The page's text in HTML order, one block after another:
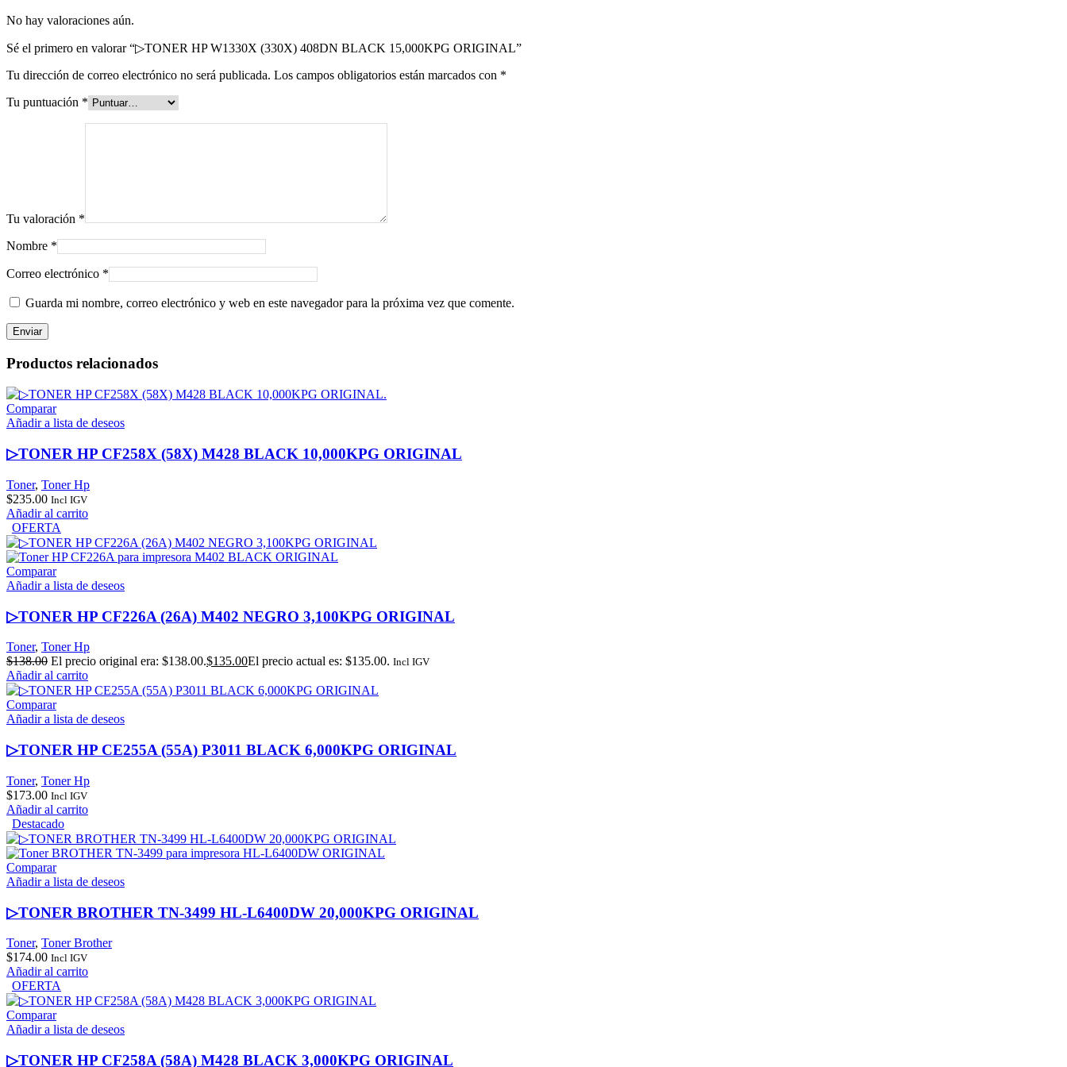
No hay valoraciones aún.
Sé el primero en valorar “▷TONER HP W1330X (330X) 408DN BLACK 15,000KPG ORIGINAL”
Tu dirección de correo electrónico no será publicada. Los campos obligatorios están marcados con *
Tu puntuación *
Tu valoración *
Nombre *
Correo electrónico *
Guarda mi nombre, correo electrónico y web en este navegador para la próxima vez que comente.
Productos relacionados
Comparar
Añadir a lista de deseos
▷TONER HP CF258X (58X) M428 BLACK 10,000KPG ORIGINAL
Toner, Toner Hp
$235.00 Incl IGV
Añadir al carrito
OFERTA
Comparar
Añadir a lista de deseos
▷TONER HP CF226A (26A) M402 NEGRO 3,100KPG ORIGINAL
Toner, Toner Hp
$138.00 El precio original era: $138.00.$135.00El precio actual es: $135.00. Incl IGV
Añadir al carrito
Comparar
Añadir a lista de deseos
▷TONER HP CE255A (55A) P3011 BLACK 6,000KPG ORIGINAL
Toner, Toner Hp
$173.00 Incl IGV
Añadir al carrito
Destacado
Comparar
Añadir a lista de deseos
▷TONER BROTHER TN-3499 HL-L6400DW 20,000KPG ORIGINAL
Toner, Toner Brother
$174.00 Incl IGV
Añadir al carrito
OFERTA
Comparar
Añadir a lista de deseos
▷TONER HP CF258A (58A) M428 BLACK 3,000KPG ORIGINAL